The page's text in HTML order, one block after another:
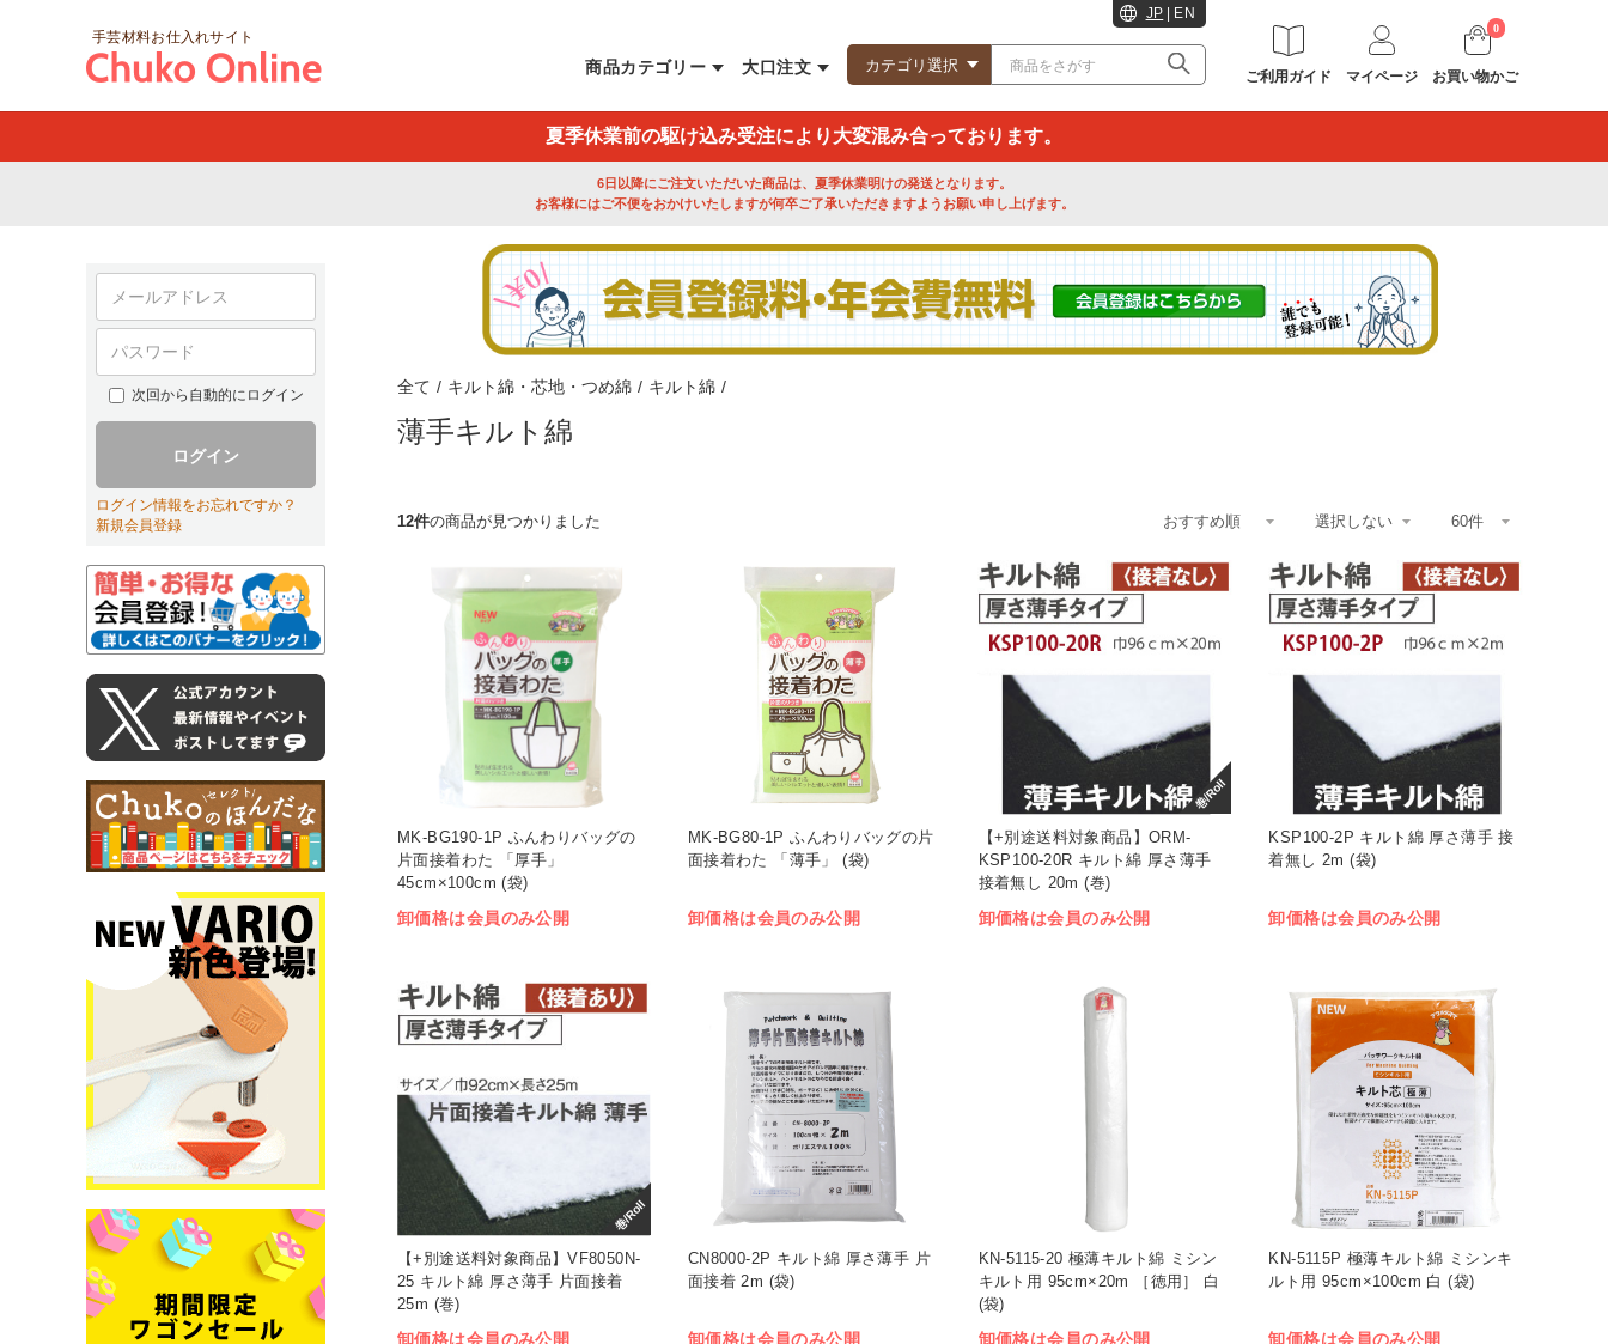
手芸材料お仕入れサイト
商品カテゴリー 大口注文
JP EN
ご利用ガイド マイページ
0
お買い物かご
夏季休業前の駆け込み受注により大変混み合っております。
6日以降にご注文いただいた商品は、夏季休業明けの発送となります。
お客様にはご不便をおかけいたしますが何卒ご了承いただきますようお願い申し上げます。
次回から自動的にログイン
ログイン
ログイン情報をお忘れですか？
新規会員登録
全て / キルト綿・芯地・つめ綿 / キルト綿 /
薄手キルト綿
12件の商品が見つかりました
MK-BG190-1P ふんわりバッグの
片面接着わた 「厚手」
45cm×100cm (袋)
卸価格は会員のみ公開
MK-BG80-1P ふんわりバッグの片
面接着わた 「薄手」 (袋)
卸価格は会員のみ公開
巻/Roll
【+別途送料対象商品】ORM-
KSP100-20R キルト綿 厚さ薄手
接着無し 20m (巻)
卸価格は会員のみ公開
KSP100-2P キルト綿 厚さ薄手 接
着無し 2m (袋)
卸価格は会員のみ公開
巻/Roll
【+別途送料対象商品】VF8050N-
25 キルト綿 厚さ薄手 片面接着
25m (巻)
卸価格は会員のみ公開
CN8000-2P キルト綿 厚さ薄手 片
面接着 2m (袋)
卸価格は会員のみ公開
KN-5115-20 極薄キルト綿 ミシン
キルト用 95cm×20m ［徳用］ 白
(袋)
卸価格は会員のみ公開
KN-5115P 極薄キルト綿 ミシンキ
ルト用 95cm×100cm 白 (袋)
卸価格は会員のみ公開